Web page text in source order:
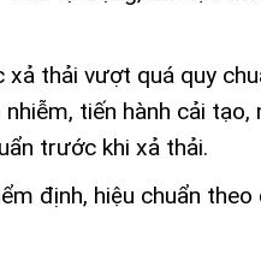
thải vượt quá quy
tiến hành cải
trước khi xả thải.
định, hiệu chuẩn